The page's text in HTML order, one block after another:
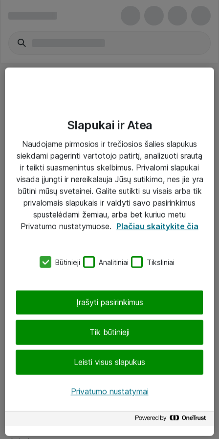
Paslaugos
Sprendimai
Įgyvendinti projektai
Atea ekspertų patarimai verslui
eShop@atea.lt
LinkedIn
Slapukai ir Atea
Naudojame pirmosios ir trečiosios šalies slapukus
siekdami pagerinti vartotojo patirtį, analizuoti srautą
ir teikti suasmenintus skelbimus. Privalomi slapukai
visada įjungti ir nereikalauja Jūsų sutikimo, nes jie yra
būtini mūsų svetainei. Galite sutikti su visais arba tik
privalomais slapukais ir valdyti savo pasirinkimus
spustelėdami žemiau, arba bet kuriuo metu
Privatumo nustatymuose. Plačiau skaitykite čia
Būtinieji Analitiniai Tiksliniai
Tik būtinieji
Leisti visus slapukus
Įrašyti pasirinkimus
Privatumo nustatymai